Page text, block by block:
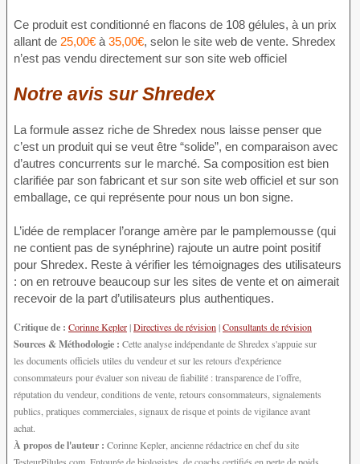
Ce produit est conditionné en flacons de 108 gélules, à un prix
allant de 25,00€ à 35,00€, selon le site web de vente. Shredex
n’est pas vendu directement sur son site web officiel
Notre avis sur Shredex
La formule assez riche de Shredex nous laisse penser que
c’est un produit qui se veut être “solide”, en comparaison avec
d’autres concurrents sur le marché. Sa composition est bien
clarifiée par son fabricant et sur son site web officiel et sur son
emballage, ce qui représente pour nous un bon signe.
L’idée de remplacer l’orange amère par le pamplemousse (qui
ne contient pas de synéphrine) rajoute un autre point positif
pour Shredex. Reste à vérifier les témoignages des utilisateurs
: on en retrouve beaucoup sur les sites de vente et on aimerait
recevoir de la part d’utilisateurs plus authentiques.
Critique de : Corinne Kepler|Directives de révision|Consultants de révision
Sources & Méthodologie : Cette analyse indépendante de Shredex s'appuie sur
les documents officiels utiles du vendeur et sur les retours d'expérience
consommateurs pour évaluer son niveau de fiabilité : transparence de l’offre,
réputation du vendeur, conditions de vente, retours consommateurs, signalements
publics, pratiques commerciales, signaux de risque et points de vigilance avant
achat.
À propos de l'auteur : Corinne Kepler, ancienne rédactrice en chef du site